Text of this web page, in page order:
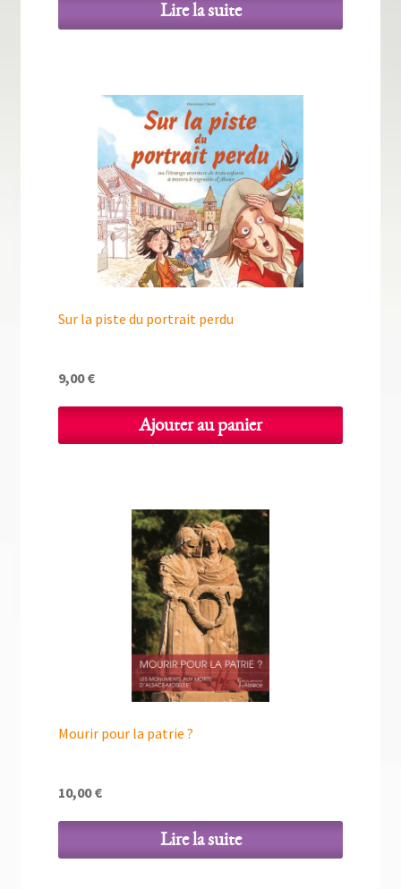
Lire la suite
Sur la piste du portrait perdu
9,00€
Ajouter au panier
Mourir pour la patrie ?
10,00€
Lire la suite